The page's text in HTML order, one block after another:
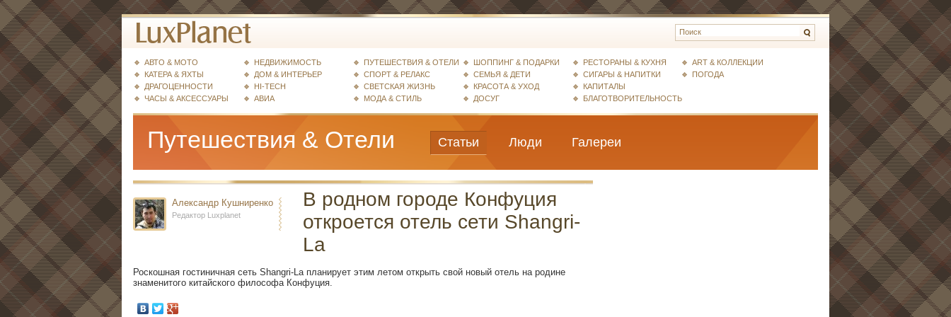
АВТО & МОТО
КАТЕРА & ЯХТЫ
ДРАГОЦЕННОСТИ
ЧАСЫ & АКСЕССУАРЫ
НЕДВИЖИМОСТЬ
ДОМ & ИНТЕРЬЕР
HI-TECH
АВИА
ПУТЕШЕСТВИЯ & ОТЕЛИ
СПОРТ & РЕЛАКС
СВЕТСКАЯ ЖИЗНЬ
МОДА & СТИЛЬ
ШОППИНГ & ПОДАРКИ
СЕМЬЯ & ДЕТИ
КРАСОТА & УХОД
ДОСУГ
РЕСТОРАНЫ & КУХНЯ
СИГАРЫ & НАПИТКИ
КАПИТАЛЫ
БЛАГОТВОРИТЕЛЬНОСТЬ
ART & КОЛЛЕКЦИИ
ПОГОДА
Путешествия & Отели Статьи Люди Галереи
Александр Кушниренко
Редактор Luxplanet
В родном городе Конфуция
откроется отель сети Shangri-
La
Роскошная гостиничная сеть Shangri-La планирует этим летом открыть свой новый отель на родине
знаменитого китайского философа Конфуция.